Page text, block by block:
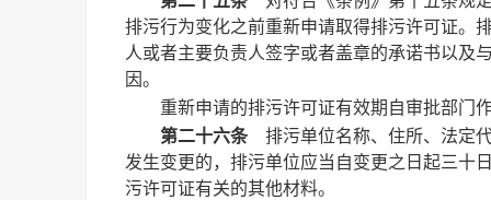
排污行为变化之前重新申请取得排污许可证。
人或者主要负责人签字或者盖章的承诺书以及
因。
重新申请的排污许可证有效期自审批部门
第二十六条排污单位名称、住所、法定代
发生变更的，排污单位应当自变更之日起三十
污许可证有关的其他材料。